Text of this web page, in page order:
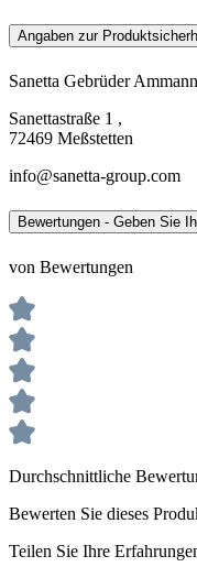
Angaben zur
Sanetta Gebrüder
Sanettastraße 1 ,
72469 Meßstetten
info@sanetta-group.com
Bewertungen - Geben Sie
von Bewertungen
Durchschnittliche
Bewerten Sie dieses
Teilen Sie Ihre